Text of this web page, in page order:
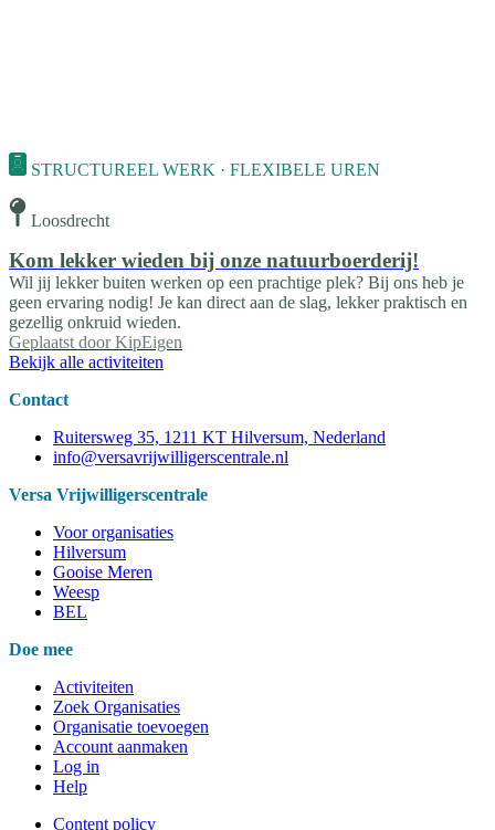
STRUCTUREEL WERK · FLEXIBELE UREN
Loosdrecht
Kom lekker wieden bij onze natuurboerderij!
Wil jij lekker buiten werken op een prachtige plek? Bij ons heb je
geen ervaring nodig! Je kan direct aan de slag, lekker praktisch en
gezellig onkruid wieden.
Geplaatst door KipEigen
Bekijk alle activiteiten
Contact
Ruitersweg 35, 1211 KT Hilversum, Nederland
info@versavrijwilligerscentrale.nl
Versa Vrijwilligerscentrale
Voor organisaties
Hilversum
Gooise Meren
Weesp
BEL
Doe mee
Activiteiten
Zoek Organisaties
Organisatie toevoegen
Account aanmaken
Log in
Help
Content policy